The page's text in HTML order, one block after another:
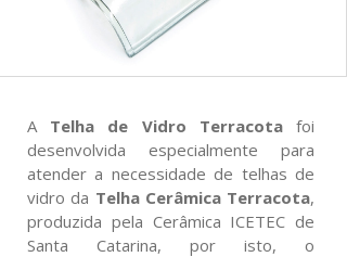
A Telha de Vidro Terracotafoi
desenvolvida especialmente para
atender a necessidade de telhas de
vidro da Telha Cerâmica Terracota,
produzida pela Cerâmica ICETEC de
Santa Catarina, por isto, o